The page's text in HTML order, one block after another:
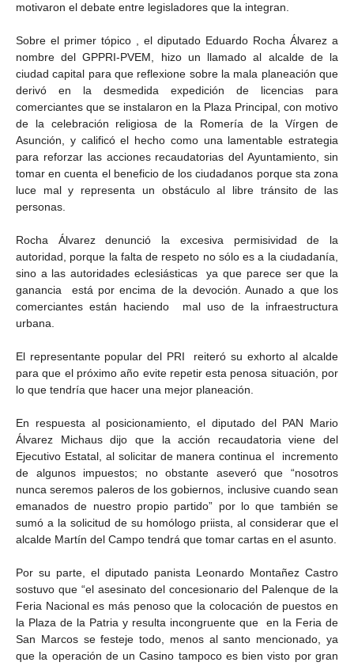
motivaron el debate entre legisladores que la integran.
Sobre el primer tópico , el diputado Eduardo Rocha Álvarez a
nombre del GPPRI-PVEM, hizo un llamado al alcalde de la
ciudad capital para que reflexione sobre la mala planeación que
derivó en la desmedida expedición de licencias para
comerciantes que se instalaron en la Plaza Principal, con motivo
de la celebración religiosa de la Romería de la Vírgen de
Asunción, y calificó el hecho como una lamentable estrategia
para reforzar las acciones recaudatorias del Ayuntamiento, sin
tomar en cuenta el beneficio de los ciudadanos porque sta zona
luce mal y representa un obstáculo al libre tránsito de las
personas.
Rocha Álvarez denunció la excesiva permisividad de la
autoridad, porque la falta de respeto no sólo es a la ciudadanía,
sino a las autoridades eclesiásticas ya que parece ser que la
ganancia está por encima de la devoción. Aunado a que los
comerciantes están haciendo mal uso de la infraestructura
urbana.
El representante popular del PRI reiteró su exhorto al alcalde
para que el próximo año evite repetir esta penosa situación, por
lo que tendría que hacer una mejor planeación.
En respuesta al posicionamiento, el diputado del PAN Mario
Álvarez Michaus dijo que la acción recaudatoria viene del
Ejecutivo Estatal, al solicitar de manera continua el incremento
de algunos impuestos; no obstante aseveró que “nosotros
nunca seremos paleros de los gobiernos, inclusive cuando sean
emanados de nuestro propio partido” por lo que también se
sumó a la solicitud de su homólogo priista, al considerar que el
alcalde Martín del Campo tendrá que tomar cartas en el asunto.
Por su parte, el diputado panista Leonardo Montañez Castro
sostuvo que “el asesinato del concesionario del Palenque de la
Feria Nacional es más penoso que la colocación de puestos en
la Plaza de la Patria y resulta incongruente que en la Feria de
San Marcos se festeje todo, menos al santo mencionado, ya
que la operación de un Casino tampoco es bien visto por gran